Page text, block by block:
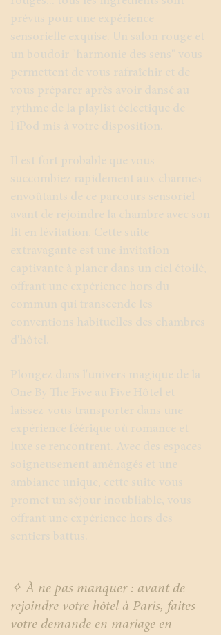
prévus pour une expérience
sensorielle exquise. Un salon rouge et
un boudoir "harmonie des sens" vous
permettent de vous rafraîchir et de
vous préparer après avoir dansé au
rythme de la playlist éclectique de
l'iPod mis à votre disposition.
Il est fort probable que vous
succombiez rapidement aux charmes
envoûtants de ce parcours sensoriel
avant de rejoindre la chambre avec son
lit en lévitation. Cette suite
extravagante est une invitation
captivante à planer dans un ciel étoilé,
offrant une expérience hors du
commun qui transcende les
conventions habituelles des chambres
d'hôtel.
Plongez dans l'univers magique de la
One By The Five au Five Hôtel et
laissez-vous transporter dans une
expérience féérique où romance et
luxe se rencontrent. Avec des espaces
soigneusement aménagés et une
ambiance unique, cette suite vous
promet un séjour inoubliable, vous
offrant une expérience hors des
sentiers battus.
✧ À ne pas manquer : avant de
rejoindre votre hôtel à Paris, faites
votre demande en mariage en